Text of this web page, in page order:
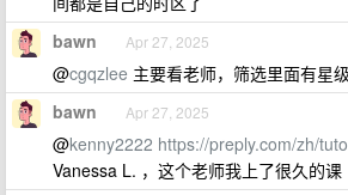
bawn Apr 27, 2025
@cgqzlee 主要看老师，筛选里面有星
bawn Apr 27, 2025
@kenny2222 https://preply.com/zh/
Vanessa L. ，这个老师我上了很久的课